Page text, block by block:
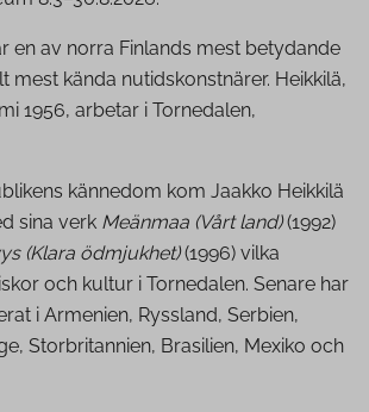
en av norra Finlands mest betydande
mest kända nutidskonstnärer. Heikkilä,
1956, arbetar i Tornedalen,
kännedom kom Jaakko Heikkilä
sina verk Meänmaa (Vårt land)(1992)
(Klara ödmjukhet)(1996) vilka
och kultur i Tornedalen. Senare har
i Armenien, Ryssland, Serbien,
Storbritannien, Brasilien, Mexiko och